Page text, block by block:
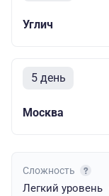
Углич
5 день
Москва
Сложность
Легкий уровень